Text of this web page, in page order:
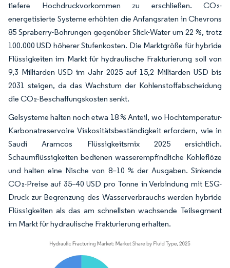
tiefere Hochdruckvorkommen zu erschließen. CO₂-
energetisierte Systeme erhöhten die Anfangsraten in Chevrons
85 Spraberry-Bohrungen gegenüber Slick-Water um 22 %, trotz
100.000 USD höherer Stufenkosten. Die Marktgröße für hybride
Flüssigkeiten im Markt für hydraulische Frakturierung soll von
9,3 Milliarden USD im Jahr 2025 auf 15,2 Milliarden USD bis
2031 steigen, da das Wachstum der Kohlenstoffabscheidung
die CO₂-Beschaffungskosten senkt.
Gelsysteme halten noch etwa 18 % Anteil, wo Hochtemperatur-
Karbonatreservoire Viskositätsbeständigkeit erfordern, wie in
Saudi Aramcos Flüssigkeitsmix 2025 ersichtlich.
Schaumflüssigkeiten bedienen wasserempfindliche Kohleflöze
und halten eine Nische von 8–10 % der Ausgaben. Sinkende
CO₂-Preise auf 35–40 USD pro Tonne in Verbindung mit ESG-
Druck zur Begrenzung des Wasserverbrauchs werden hybride
Flüssigkeiten als das am schnellsten wachsende Teilsegment
im Markt für hydraulische Frakturierung erhalten.